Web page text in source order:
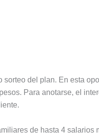
del plan. En esta
Para anotarse, el
de hasta 4 salarios